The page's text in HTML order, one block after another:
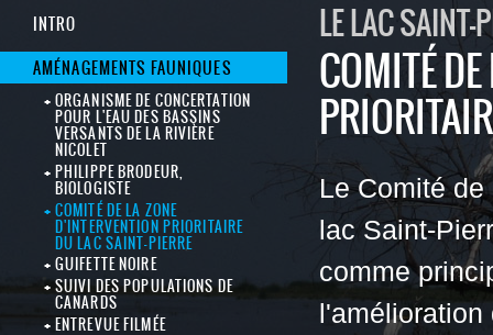
INTRO
AMÉNAGEMENTS FAUNIQUES
ORGANISME DE CONCERTATION
POUR L'EAU DES BASSINS
VERSANTS DE LA RIVIÈRE
NICOLET
PHILIPPE BRODEUR,
BIOLOGISTE
COMITÉ DE LA ZONE
D'INTERVENTION PRIORITAIRE
DU LAC SAINT-PIERRE
GUIFETTE NOIRE
SUIVI DES POPULATIONS DE
CANARDS
ENTREVUE FILMÉE
LE LAC SAINT-
COMITÉ
Le Comité
lac Saint-
comme